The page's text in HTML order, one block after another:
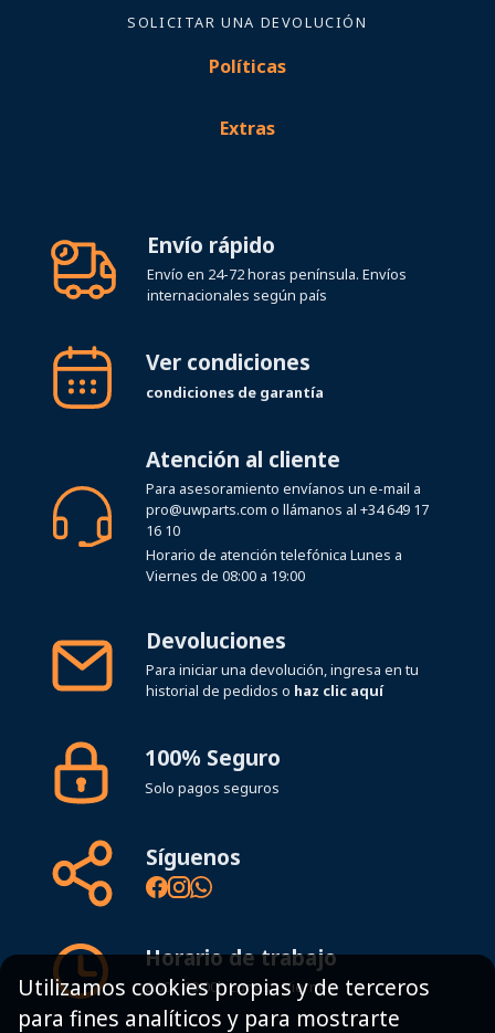
Políticas
Envío en 24-72 horas península. Envíos
internacionales según país
condiciones de garantía
Para asesoramiento envíanos un e-mail a
pro@uwparts.com o llámanos al
16 10
Horario de atención telefónica Lunes a
Viernes de 08:00 a 19:00
Para iniciar una devolución, ingresa en tu
historial de pedidos o
Solo pagos seguros
8:00 - 19:00h Lunes - Viernes
Mapa del sitio
Utilizamos cookies propias y de terceros
para fines analíticos y para mostrarte